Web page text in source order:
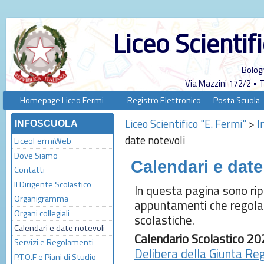
Liceo
Via Mazzini 172/2 •
Homepage Liceo Fermi Registro Elettronico Posta Scuola
INFOSCUOLA
LiceoFermiWeb
Dove Siamo
Contatti
Il Dirigente Scolastico
Organigramma
Organi collegiali
Calendari e date notevoli
Servizi e Regolamenti
P.T.O.F e Piani di Studio
Liceo Scientifico "E. Fermi" >
date notevoli
Calendari e
In questa pagina sono
appuntamenti che
scolastiche.
Calendario Scolastico
Delibera della Giunta